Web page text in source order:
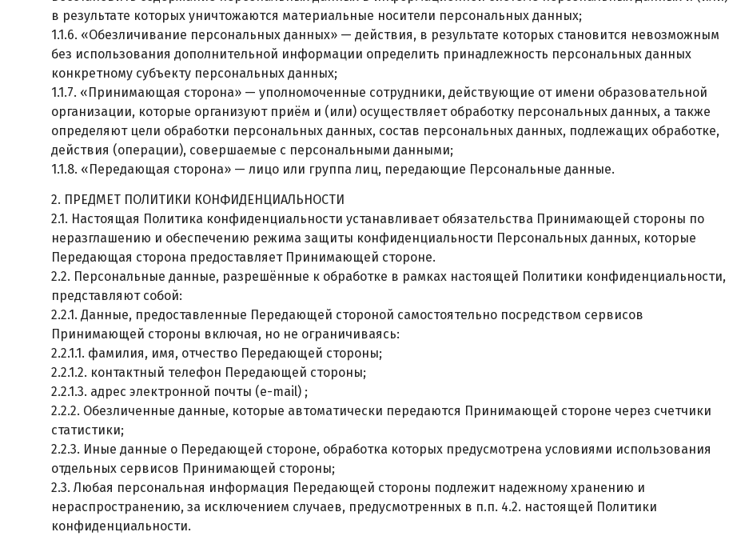
в результате которых уничтожаются материальные носители персональных данных;
1.1.6. «Обезличивание персональных данных» — действия, в результате которых становится невозможным
без использования дополнительной информации определить принадлежность персональных данных
конкретному субъекту персональных данных;
1.1.7. «Принимающая сторона» — уполномоченные сотрудники, действующие от имени образовательной
организации, которые организуют приём и (или) осуществляет обработку персональных данных, а также
определяют цели обработки персональных данных, состав персональных данных, подлежащих обработке,
действия (операции), совершаемые с персональными данными;
1.1.8. «Передающая сторона» — лицо или группа лиц, передающие Персональные данные.
2. ПРЕДМЕТ ПОЛИТИКИ КОНФИДЕНЦИАЛЬНОСТИ
2.1. Настоящая Политика конфиденциальности устанавливает обязательства Принимающей стороны по
неразглашению и обеспечению режима защиты конфиденциальности Персональных данных, которые
Передающая сторона предоставляет Принимающей стороне.
2.2. Персональные данные, разрешённые к обработке в рамках настоящей Политики конфиденциальности,
представляют собой:
2.2.1. Данные, предоставленные Передающей стороной самостоятельно посредством сервисов
Принимающей стороны включая, но не ограничиваясь:
2.2.1.1. фамилия, имя, отчество Передающей стороны;
2.2.1.2. контактный телефон Передающей стороны;
2.2.1.3. адрес электронной почты (e-mail) ;
2.2.2. Обезличенные данные, которые автоматически передаются Принимающей стороне через счетчики
статистики;
2.2.3. Иные данные о Передающей стороне, обработка которых предусмотрена условиями использования
отдельных сервисов Принимающей стороны;
2.3. Любая персональная информация Передающей стороны подлежит надежному хранению и
нераспространению, за исключением случаев, предусмотренных в п.п. 4.2. настоящей Политики
конфиденциальности.